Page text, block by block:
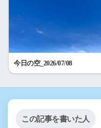
今日の空_2026/07/08
この記事を書いた人